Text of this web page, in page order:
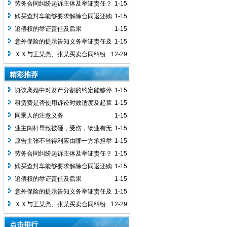
证责任？
1-15
劳务合同纠纷起诉主体及举证责任？
1-15
购买查封车能够要求解除合同返还购
车款？
1-15
追偿权的举证责任及后果
1-15
意外保险的提示告知义务举证责任及
裁判规则
12-29
ＸＸ与王某亮、张某买卖合同纠纷
一审民事判决书
精彩推荐
1-15
协议离婚中对财产分割的约定能够停
止执行？
1-15
租赁费是否使用诉讼时效适度及起算
点问题 ？
1-15
同乘人的注意义务
1-15
业主闯杆导致被砸，受伤，物业有无
责任？
1-15
原告主张不当得利应由哪一方承担举
证责任？
1-15
劳务合同纠纷起诉主体及举证责任？
1-15
购买查封车能够要求解除合同返还购
车款？
1-15
追偿权的举证责任及后果
1-15
意外保险的提示告知义务举证责任及
裁判规则
12-29
ＸＸ与王某亮、张某买卖合同纠纷
一审民事判决书
点击排行